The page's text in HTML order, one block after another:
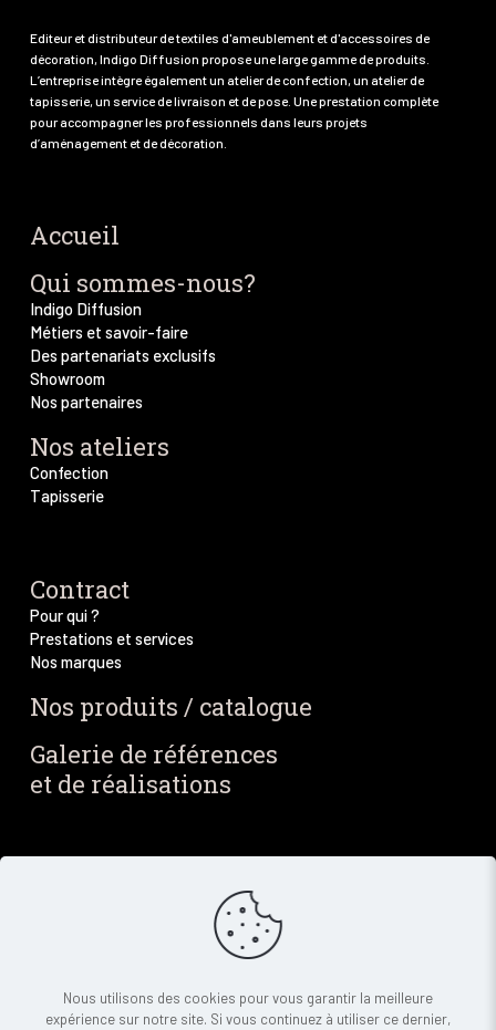
Editeur et distributeur de textiles d'ameublement et d'accessoires de
décoration, Indigo Diffusion propose une large gamme de produits.
L’entreprise intègre également un atelier de confection, un atelier de
tapisserie, un service de livraison et de pose. Une prestation complète
pour accompagner les professionnels dans leurs projets
d’aménagement et de décoration.
Accueil
Qui sommes-nous?
Indigo Diffusion
Métiers et savoir-faire
Des partenariats exclusifs
Showroom
Nos partenaires
Nos ateliers
Confection
Tapisserie
Contract
Pour qui ?
Prestations et services
Nos marques
Nos produits / catalogue
Galerie de références
et de réalisations
Contact
Nous utilisons des cookies pour vous garantir la meilleure
expérience sur notre site. Si vous continuez à utiliser ce dernier,